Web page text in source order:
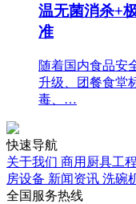
温无菌消杀+
准
随着国内食品安
升级、团餐食堂
毒、…
快速导航
关于我们 商用厨具工程
房设备 新闻资讯 洗碗
全国服务热线